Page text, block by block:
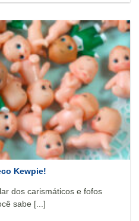
Kewpie!
dos carismáticos e fofos
sabe [...]